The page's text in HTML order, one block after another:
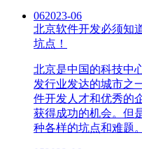
062023-06
北京软件开发必须知
坑点！
北京是中国的科技中
发行业发达的城市之
件开发人才和优秀的
获得成功的机会。但
种各样的坑点和难题。